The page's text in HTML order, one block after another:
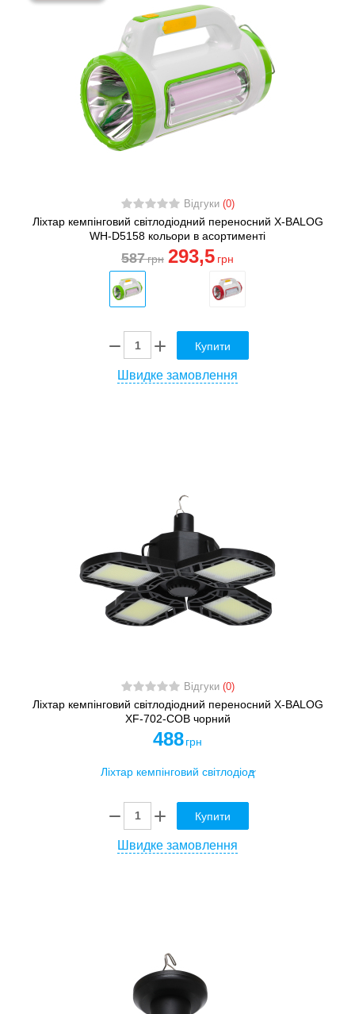
Відгуки (0)
Ліхтар кемпінговий світлодіодний переносний X-BALOG
WH-D5158 кольори в асортименті
587грн 293,5 грн
Купити
Швидке замовлення
Відгуки (0)
Ліхтар кемпінговий світлодіодний переносний X-BALOG
XF-702-COB чорний
488 грн
Купити
Швидке замовлення